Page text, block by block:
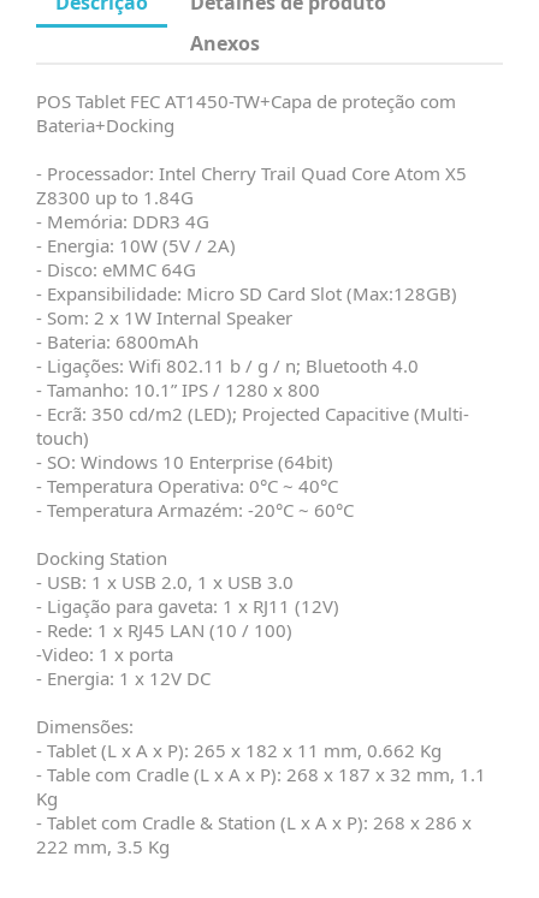
Anexos
POS Tablet FEC AT1450-TW+Capa de proteção com
Bateria+Docking
- Processador: Intel Cherry Trail Quad Core Atom X5
Z8300 up to 1.84G
- Memória: DDR3 4G
- Energia: 10W (5V / 2A)
- Disco: eMMC 64G
- Expansibilidade: Micro SD Card Slot (Max:128GB)
- Som: 2 x 1W Internal Speaker
- Bateria: 6800mAh
- Ligações: Wifi 802.11 b / g / n; Bluetooth 4.0
- Tamanho: 10.1” IPS / 1280 x 800
- Ecrã: 350 cd/m2 (LED); Projected Capacitive (Multi-
touch)
- SO: Windows 10 Enterprise (64bit)
- Temperatura Operativa: 0°C ~ 40°C
- Temperatura Armazém: -20°C ~ 60°C
Docking Station
- USB: 1 x USB 2.0, 1 x USB 3.0
- Ligação para gaveta: 1 x RJ11 (12V)
- Rede: 1 x RJ45 LAN (10 / 100)
-Video: 1 x porta
- Energia: 1 x 12V DC
Dimensões:
- Tablet (L x A x P): 265 x 182 x 11 mm, 0.662 Kg
- Table com Cradle (L x A x P): 268 x 187 x 32 mm, 1.1
Kg
- Tablet com Cradle & Station (L x A x P): 268 x 286 x
222 mm, 3.5 Kg